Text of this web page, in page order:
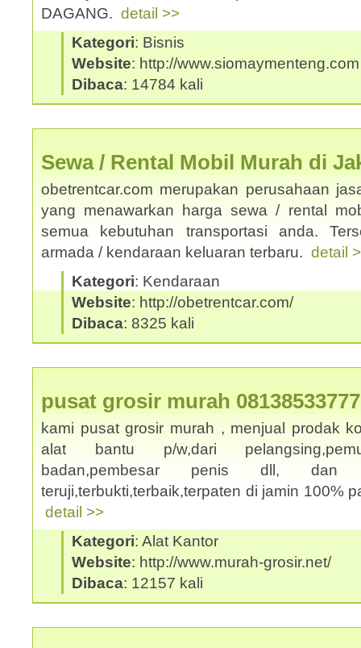
DAGANG. detail >>
Kategori: Bisnis
Website: http://www.siomaymenteng.com
Dibaca: 14784 kali
Sewa / Rental Mobil Murah di
obetrentcar.com merupakan perusahaan
yang menawarkan harga sewa / rental
semua kebutuhan transportasi anda.
armada / kendaraan keluaran terbaru. detail
Kategori: Kendaraan
Website: http://obetrentcar.com/
Dibaca: 8325 kali
pusat grosir murah
kami pusat grosir murah , menjual prodak
alat bantu p/w,dari
badan,pembesar penis dll,
teruji,terbukti,terbaik,terpaten di jamin 100%
detail >>
Kategori: Alat Kantor
Website: http://www.murah-grosir.net/
Dibaca: 12157 kali